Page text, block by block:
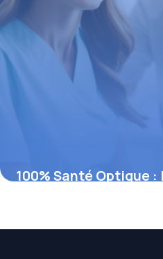
100% Santé Optique